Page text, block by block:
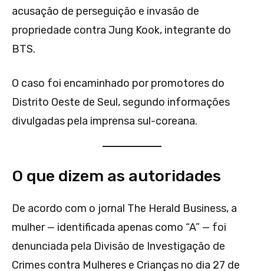
acusação de perseguição e invasão de
propriedade contra Jung Kook, integrante do
BTS.
O caso foi encaminhado por promotores do
Distrito Oeste de Seul, segundo informações
divulgadas pela imprensa sul-coreana.
O que dizem as autoridades
De acordo com o jornal The Herald Business, a
mulher — identificada apenas como “A” — foi
denunciada pela Divisão de Investigação de
Crimes contra Mulheres e Crianças no dia 27 de